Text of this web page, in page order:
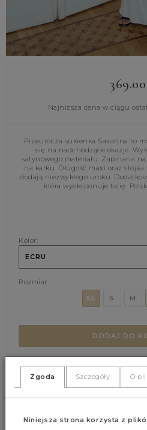
369.00
Najniższa cena w ciągu
Przeurocza sukienka Savanna to
się na nadchodzące okazje.
satynowego materiału. Zapinana
na karku. Długość maxi oraz
dodają niezwykłego uroku.
która wyeksponuje talię.
Kolor:
ECRU
Rozmiar:
XS
S M
DODAJ DO
(355)
Zgoda Szczegóły O
Niniejsza strona korzysta z